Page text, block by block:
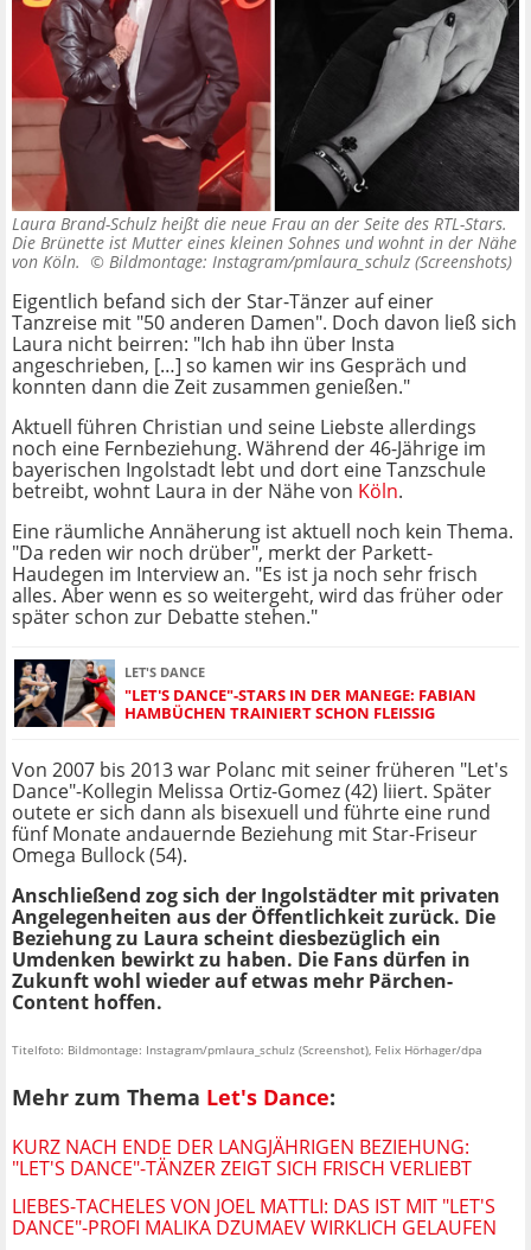
Laura Brand-Schulz heißt die neue Frau an der Seite des RTL-Stars.
Die Brünette ist Mutter eines kleinen Sohnes und wohnt in der Nähe
von Köln. © Bildmontage: Instagram/pmlaura_schulz (Screenshots)
Eigentlich befand sich der Star-Tänzer auf einer
Tanzreise mit "50 anderen Damen". Doch davon ließ sich
Laura nicht beirren: "Ich hab ihn über Insta
angeschrieben, […] so kamen wir ins Gespräch und
konnten dann die Zeit zusammen genießen."
Aktuell führen Christian und seine Liebste allerdings
noch eine Fernbeziehung. Während der 46-Jährige im
bayerischen Ingolstadt lebt und dort eine Tanzschule
betreibt, wohnt Laura in der Nähe von Köln.
Eine räumliche Annäherung ist aktuell noch kein Thema.
"Da reden wir noch drüber", merkt der Parkett-
Haudegen im Interview an. "Es ist ja noch sehr frisch
alles. Aber wenn es so weitergeht, wird das früher oder
später schon zur Debatte stehen."
LET'S DANCE
"LET'S DANCE"-STARS IN DER MANEGE: FABIAN
HAMBÜCHEN TRAINIERT SCHON FLEISSIG
Von 2007 bis 2013 war Polanc mit seiner früheren "Let's
Dance"-Kollegin Melissa Ortiz-Gomez (42) liiert. Später
outete er sich dann als bisexuell und führte eine rund
fünf Monate andauernde Beziehung mit Star-Friseur
Omega Bullock (54).
Anschließend zog sich der Ingolstädter mit privaten
Angelegenheiten aus der Öffentlichkeit zurück. Die
Beziehung zu Laura scheint diesbezüglich ein
Umdenken bewirkt zu haben. Die Fans dürfen in
Zukunft wohl wieder auf etwas mehr Pärchen-
Content hoffen.
Titelfoto: Bildmontage: Instagram/pmlaura_schulz (Screenshot), Felix Hörhager/dpa
Mehr zum Thema Let's Dance:
KURZ NACH ENDE DER LANGJÄHRIGEN BEZIEHUNG:
"LET'S DANCE"-TÄNZER ZEIGT SICH FRISCH VERLIEBT
LIEBES-TACHELES VON JOEL MATTLI: DAS IST MIT "LET'S
DANCE"-PROFI MALIKA DZUMAEV WIRKLICH GELAUFEN